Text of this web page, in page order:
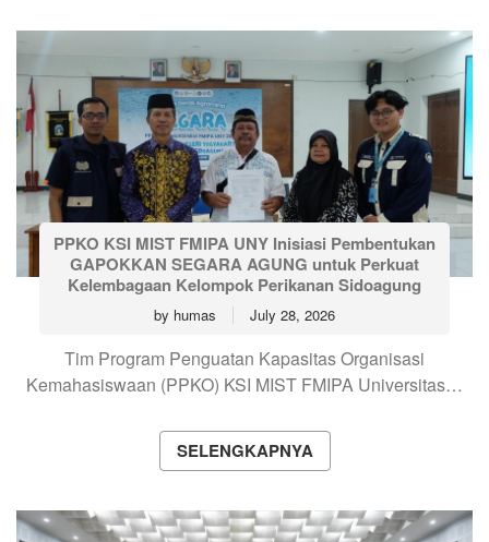
PPKO KSI MIST FMIPA UNY Inisiasi Pembentukan
GAPOKKAN SEGARA AGUNG untuk Perkuat
Kelembagaan Kelompok Perikanan Sidoagung
by humas July 28, 2026
Tim Program Penguatan Kapasitas Organisasi
Kemahasiswaan (PPKO) KSI MIST FMIPA Universitas…
SELENGKAPNYA